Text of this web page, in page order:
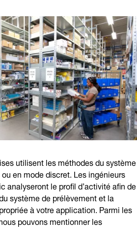
utilisent les méthodes du système
en mode discret. Les ingénieurs
analyseront le profil d’activité afin de
système de prélèvement et la
à votre application. Parmi les
pouvons mentionner les